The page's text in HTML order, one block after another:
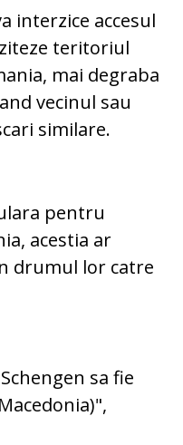
interzice accesul
teritoriul
mai degraba
vecinul sau
similare.
pentru
acestia ar
drumul lor catre
sa fie